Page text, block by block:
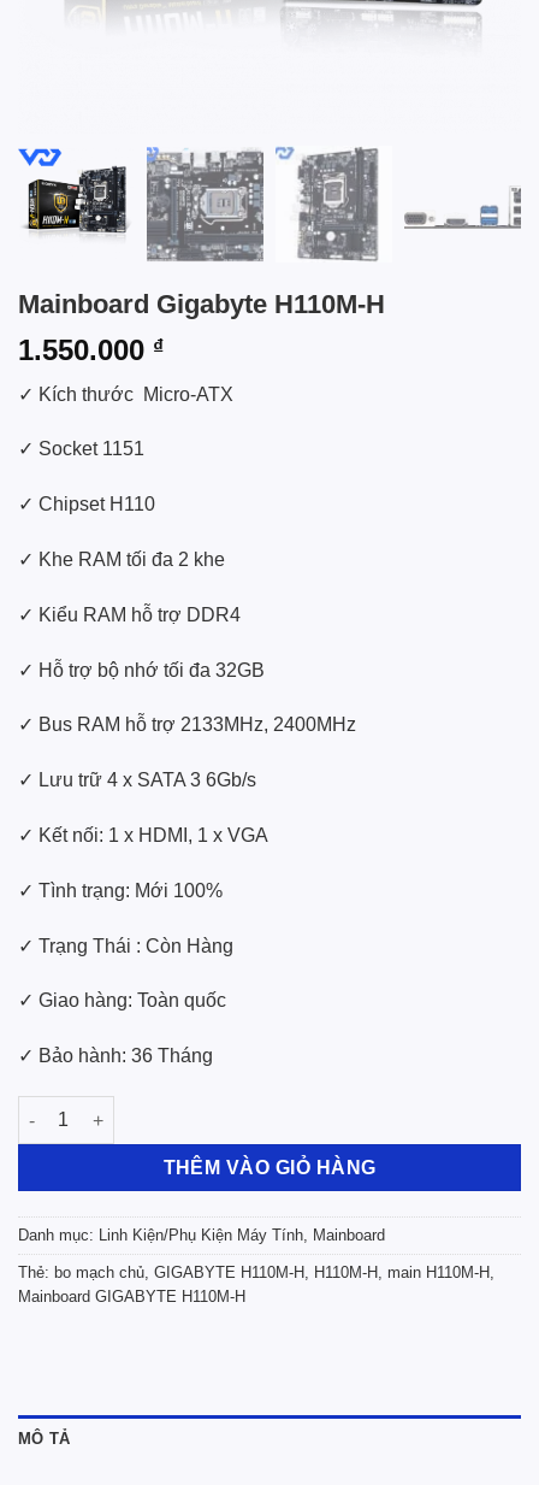
Mainboard Gigabyte H110M-H
1.550.000 ₫
✓ Kích thước Micro-ATX
✓ Socket 1151
✓ Chipset H110
✓ Khe RAM tối đa 2 khe
✓ Kiểu RAM hỗ trợ DDR4
✓ Hỗ trợ bộ nhớ tối đa 32GB
✓ Bus RAM hỗ trợ 2133MHz, 2400MHz
✓ Lưu trữ 4 x SATA 3 6Gb/s
✓ Kết nối: 1 x HDMI, 1 x VGA
✓ Tình trạng: Mới 100%
✓ Trạng Thái : Còn Hàng
✓ Giao hàng: Toàn quốc
✓ Bảo hành: 36 Tháng
Mainboard Gigabyte H110M-H số lượng
THÊM VÀO GIỎ HÀNG
Danh mục: Linh Kiện/Phụ Kiện Máy Tính Mainboard
Thẻ: bo mạch chủ GIGABYTE H110M-H H110M-H main H110M-H
Mainboard GIGABYTE H110M-H
MÔ TẢ